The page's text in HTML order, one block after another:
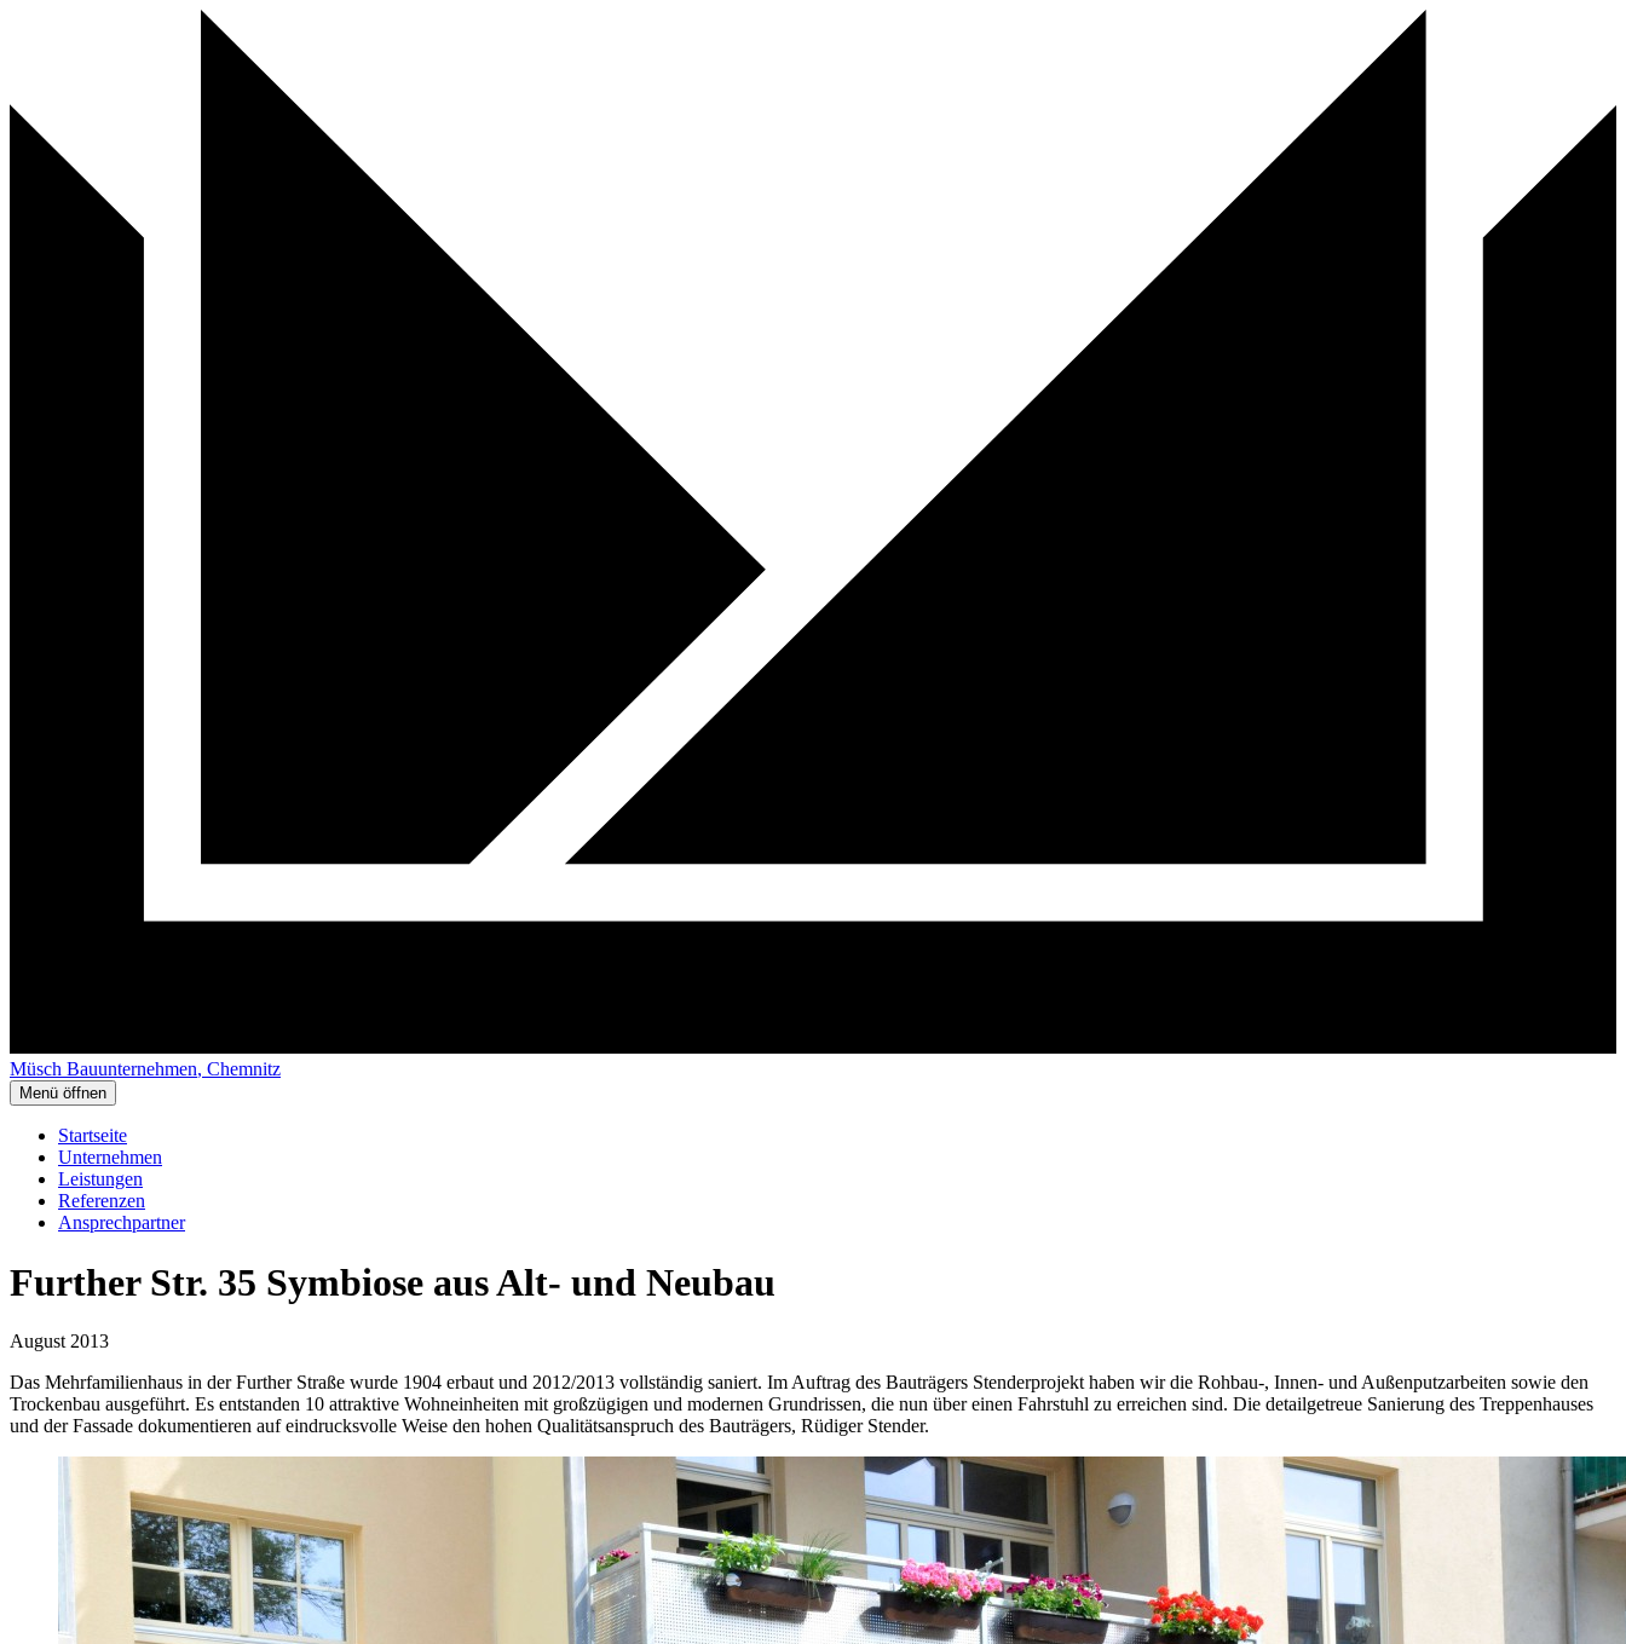
Müsch Bauunternehmen, Chemnitz
Menü öffnen
Startseite
Unternehmen
Leistungen
Referenzen
Ansprechpartner
Further Str. 35 Symbiose aus Alt- und Neubau
August 2013
Das Mehrfamilienhaus in der Further Straße wurde 1904 erbaut und 2012/2013 vollständig saniert. Im Auftrag des Bauträgers Stenderprojekt haben wir die Rohbau-, Innen- und Außenputzarbeiten sowie den
Trockenbau ausgeführt. Es entstanden 10 attraktive Wohneinheiten mit großzügigen und modernen Grundrissen, die nun über einen Fahrstuhl zu erreichen sind. Die detailgetreue Sanierung des Treppenhauses
und der Fassade dokumentieren auf eindrucksvolle Weise den hohen Qualitätsanspruch des Bauträgers, Rüdiger Stender.